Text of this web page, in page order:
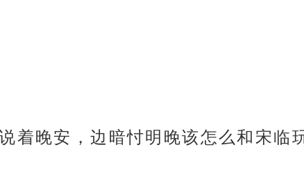
着晚安，边暗忖明晚该怎么和宋